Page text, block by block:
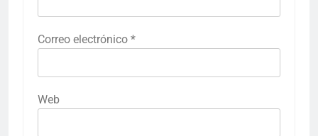
Correo electrónico *
Web